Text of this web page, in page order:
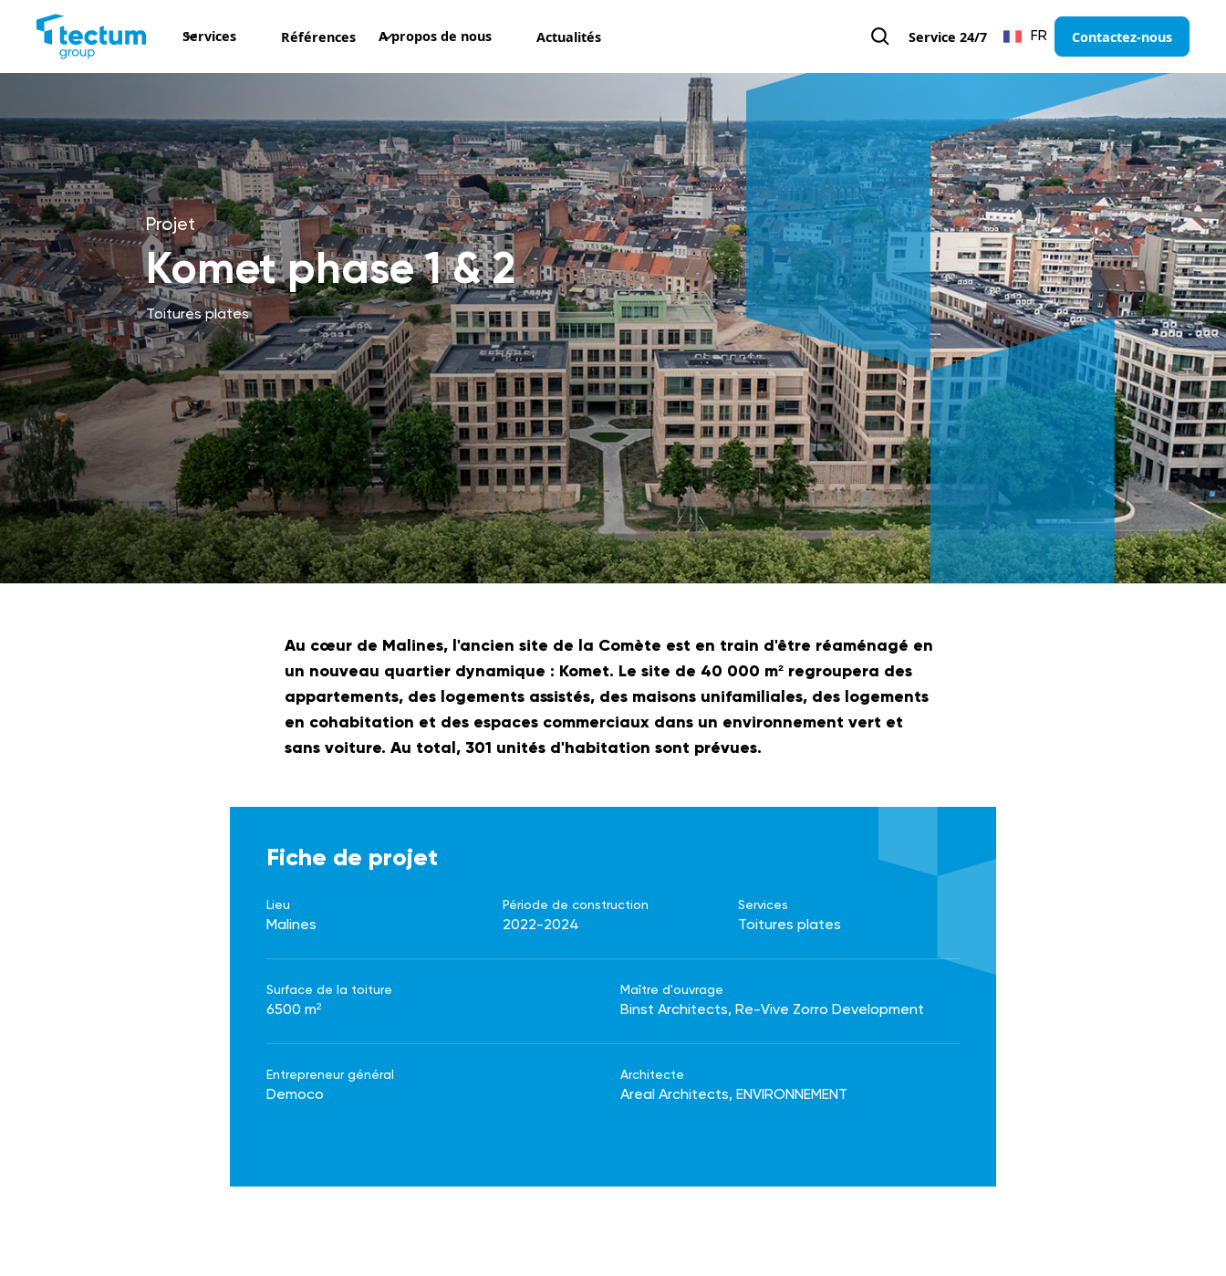
Services Références A propos de nous Actualités Service 24/7 FR Contactez-nous
Projet
Komet phase 1 & 2
Toitures plates
Au cœur de Malines, l'ancien site de la Comète est en train d'être réaménagé en
un nouveau quartier dynamique : Komet. Le site de 40 000 m² regroupera des
appartements, des logements assistés, des maisons unifamiliales, des logements
en cohabitation et des espaces commerciaux dans un environnement vert et
sans voiture. Au total, 301 unités d'habitation sont prévues.
Fiche de projet
Lieu
Malines
Période de construction
2022-2024
Services
Toitures plates
Surface de la toiture
6500 m²
Maître d'ouvrage
Binst Architects, Re-Vive Zorro Development
Entrepreneur général
Democo
Architecte
Areal Architects, ENVIRONNEMENT